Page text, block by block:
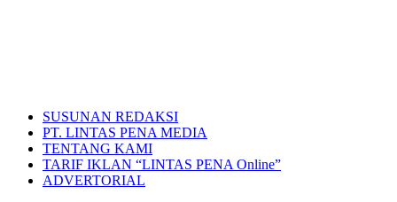
SUSUNAN REDAKSI
PT. LINTAS PENA MEDIA
TENTANG KAMI
TARIF IKLAN “LINTAS PENA Online”
ADVERTORIAL